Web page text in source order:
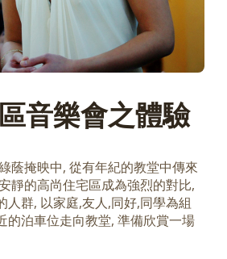
音樂會之體驗
蔭掩映中, 從有年紀的教堂中傳來
靜的高尚住宅區成為強烈的對比,
人群, 以家庭,友人,同好,同學為組
的泊車位走向教堂, 準備欣賞一場